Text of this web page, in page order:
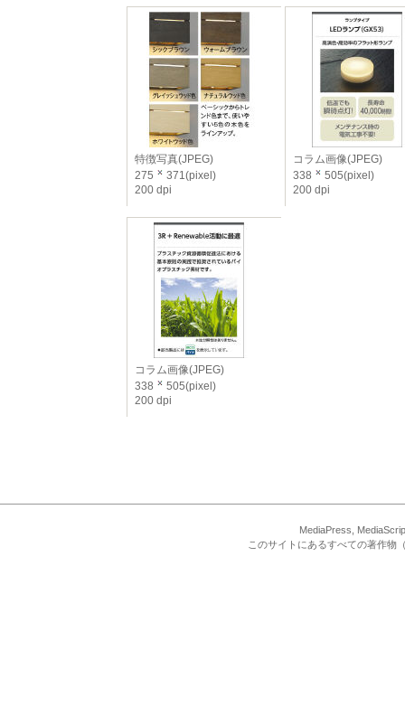
特徴写真(JPEG)
275
371(pixel)
200 dpi
コラム画像(JPEG)
338
505(pixel)
200 dpi
コラム画像(JPEG)
338
505(pixel)
200 dpi
MediaPress,
このサイトにあるすべての著作物